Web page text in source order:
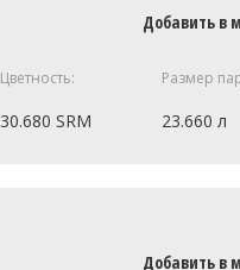
Добавить в
Цветность: Размер
30.680 SRM 23.660 л
Добавить в